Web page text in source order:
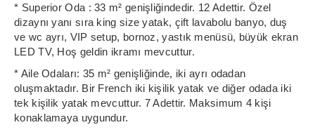
* Superior Oda : 33 m² genişliğindedir. 12 Adettir. Özel
dizaynı yanı sıra king size yatak, çift lavabolu banyo, duş
ve wc ayrı, VIP setup, bornoz, yastık menüsü, büyük ekran
LED TV, Hoş geldin ikramı mevcuttur.
* Aile Odaları: 35 m² genişliğinde, iki ayrı odadan
oluşmaktadır. Bir French iki kişilik yatak ve diğer odada iki
tek kişilik yatak mevcuttur. 7 Adettir. Maksimum 4 kişi
konaklamaya uygundur.